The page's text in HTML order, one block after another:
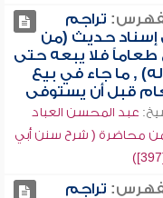
تراجم
إسناد حديث (من
طعاماً فلا يبعه حتى
, ما جاء في بيع
قبل أن يستوفى
عبد المحسن العباد
محاضرة ( شرح سنن أبي
تراجم